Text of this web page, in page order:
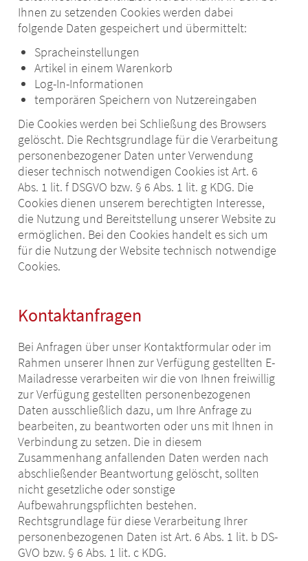
Ihnen zu setzenden Cookies werden dabei
folgende Daten gespeichert und übermittelt:
Spracheinstellungen
Artikel in einem Warenkorb
Log-In-Informationen
temporären Speichern von Nutzereingaben
Die Cookies werden bei Schließung des Browsers
gelöscht. Die Rechtsgrundlage für die Verarbeitung
personenbezogener Daten unter Verwendung
dieser technisch notwendigen Cookies ist Art. 6
Abs. 1 lit. f DSGVO bzw. § 6 Abs. 1 lit. g KDG. Die
Cookies dienen unserem berechtigten Interesse,
die Nutzung und Bereitstellung unserer Website zu
ermöglichen. Bei den Cookies handelt es sich um
für die Nutzung der Website technisch notwendige
Cookies.
Kontaktanfragen
Bei Anfragen über unser Kontaktformular oder im
Rahmen unserer Ihnen zur Verfügung gestellten E-
Mailadresse verarbeiten wir die von Ihnen freiwillig
zur Verfügung gestellten personenbezogenen
Daten ausschließlich dazu, um Ihre Anfrage zu
bearbeiten, zu beantworten oder uns mit Ihnen in
Verbindung zu setzen. Die in diesem
Zusammenhang anfallenden Daten werden nach
abschließender Beantwortung gelöscht, sollten
nicht gesetzliche oder sonstige
Aufbewahrungspflichten bestehen.
Rechtsgrundlage für diese Verarbeitung Ihrer
personenbezogenen Daten ist Art. 6 Abs. 1 lit. b DS-
GVO bzw. § 6 Abs. 1 lit. c KDG.